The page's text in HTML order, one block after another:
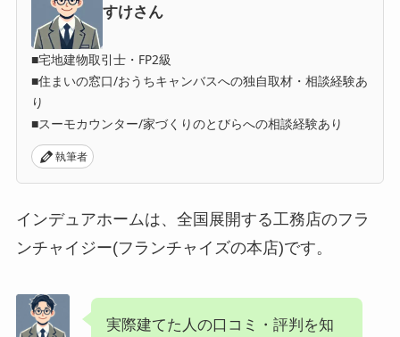
すけさん
■宅地建物取引士・FP2級
■住まいの窓口/おうちキャンバスへの独自取材・相談経験あ
り
■スーモカウンター/家づくりのとびらへの相談経験あり
執筆者
インデュアホームは、全国展開する工務店のフラ
ンチャイジー(フランチャイズの本店)です。
実際建てた人の口コミ・評判を知